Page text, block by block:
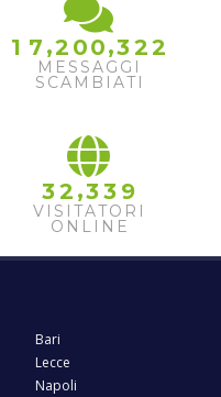
1 7 ,2 00,322
MESSAGGI
SCAMBIATI
32 ,33 9
VISITATORI
ONLINE
Bari
Lecce
Napoli